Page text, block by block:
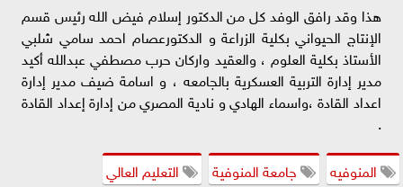
هذا وقد رافق الوفد كل من الدكتور إسلام فيض الله رئيس قسم
الإنتاج الحيواني بكلية الزراعة و الدكتورعصام احمد سامي شلبي
الأستاذ بكلية العلوم ، والعقيد واركان حرب مصطفي عبدالله أكيد
مدير إدارة التربية العسكرية بالجامعه ، و اسامة ضيف مدير إدارة
اعداد القادة ،واسماء الهادي و نادية المصري من إدارة إعداد القادة
.
المنوفيه
جامعة المنوفية
التعليم العالي